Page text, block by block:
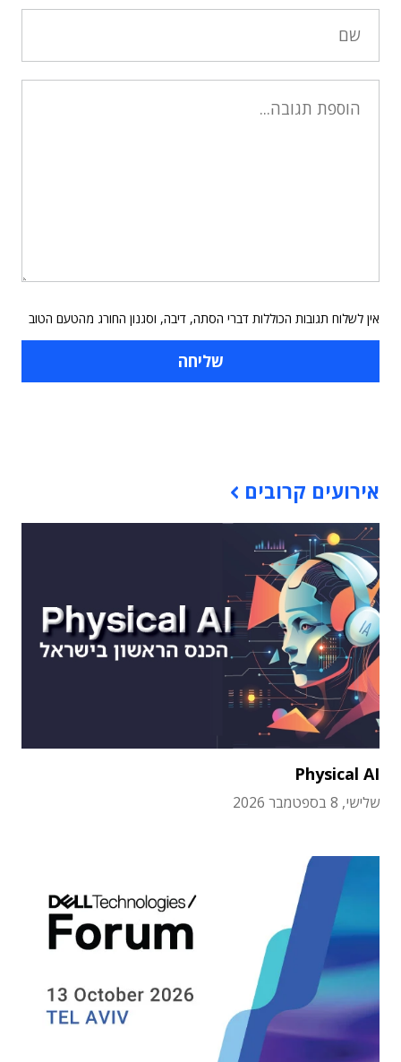
אין לשלוח תגובות הכוללות דברי הסתה, דיבה, וסגנון החורג מהטעם הטוב
אירועים קרובים
Physical AI
שלישי, 8 בספטמבר 2026